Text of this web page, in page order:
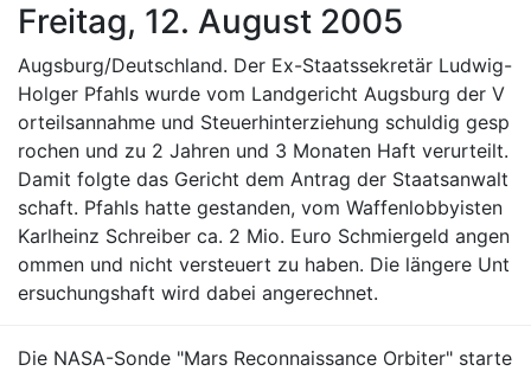
Freitag, 12. August 2005
Augsburg/Deutschland. Der Ex-Staatssekretär Ludwig-
Holger Pfahls wurde vom Landgericht Augsburg der V
orteilsannahme und Steuerhinterziehung schuldig gesp
rochen und zu 2 Jahren und 3 Monaten Haft verurteilt.
Damit folgte das Gericht dem Antrag der Staatsanwalt
schaft. Pfahls hatte gestanden, vom Waffenlobbyisten
Karlheinz Schreiber ca. 2 Mio. Euro Schmiergeld angen
ommen und nicht versteuert zu haben. Die längere Unt
ersuchungshaft wird dabei angerechnet.
Die NASA-Sonde "Mars Reconnaissance Orbiter" starte